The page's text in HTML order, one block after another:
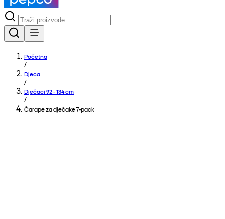
Početna
/
Djeca
/
Dječaci 92 - 134 cm
/
Čarape za dječake 7-pack